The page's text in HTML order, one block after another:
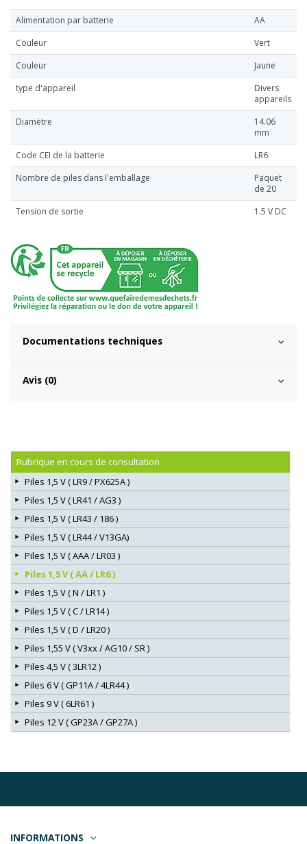
Alimentation par batterie
AA
Couleur
Vert
Couleur
Jaune
type d'appareil
Divers
appareils
Diamètre
14.06
mm
Code CEI de la batterie
LR6
Nombre de piles dans l'emballage
Paquet
de 20
Tension de sortie
1.5 V DC
Documentations techniques
Avis (0)
Rubrique en cours de consultation
Piles 1,5 V ( LR9 / PX625A )
Piles 1,5 V ( LR41 / AG3 )
Piles 1,5 V ( LR43 / 186 )
Piles 1,5 V ( LR44 / V13GA)
Piles 1,5 V ( AAA / LR03 )
Piles 1,5 V ( AA / LR6 )
Piles 1,5 V ( N / LR1 )
Piles 1,5 V ( C / LR14 )
Piles 1,5 V ( D / LR20 )
Piles 1,55 V ( V3xx / AG10 / SR )
Piles 4,5 V ( 3LR12 )
Piles 6 V ( GP11A / 4LR44 )
Piles 9 V ( 6LR61 )
Piles 12 V ( GP23A / GP27A )
INFORMATIONS